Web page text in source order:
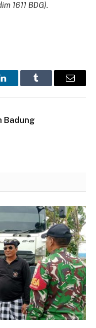
1611 BDG).
LinkedInTumblr Email
Badung